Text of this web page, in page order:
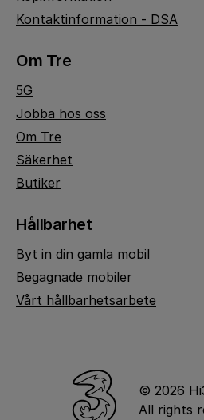
Kontaktinformation - DSA
Om Tre
5G
Jobba hos oss
Om Tre
Säkerhet
Butiker
Hållbarhet
Byt in din gamla mobil
Begagnade mobiler
Vårt hållbarhetsarbete
© 2026
All rights